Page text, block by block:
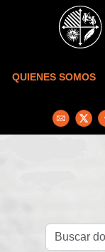
Skip to main content
QUIENES SOMOS